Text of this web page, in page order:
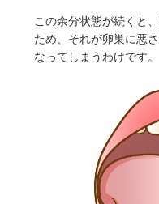
この余分状態が続くと
ため、それが卵巣に悪
なってしまうわけです。